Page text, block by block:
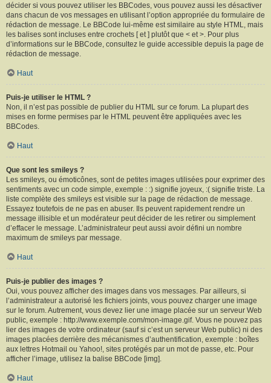
décider si vous pouvez utiliser les BBCodes, vous pouvez aussi les désactiver
dans chacun de vos messages en utilisant l’option appropriée du formulaire de
rédaction de message. Le BBCode lui-même est similaire au style HTML, mais
les balises sont incluses entre crochets [ et ] plutôt que < et >. Pour plus
d’informations sur le BBCode, consultez le guide accessible depuis la page de
rédaction de message.
Haut
Puis-je utiliser le HTML ?
Non, il n’est pas possible de publier du HTML sur ce forum. La plupart des
mises en forme permises par le HTML peuvent être appliquées avec les
BBCodes.
Haut
Que sont les smileys ?
Les smileys, ou émoticônes, sont de petites images utilisées pour exprimer des
sentiments avec un code simple, exemple : :) signifie joyeux, :( signifie triste. La
liste complète des smileys est visible sur la page de rédaction de message.
Essayez toutefois de ne pas en abuser. Ils peuvent rapidement rendre un
message illisible et un modérateur peut décider de les retirer ou simplement
d’effacer le message. L’administrateur peut aussi avoir défini un nombre
maximum de smileys par message.
Haut
Puis-je publier des images ?
Oui, vous pouvez afficher des images dans vos messages. Par ailleurs, si
l’administrateur a autorisé les fichiers joints, vous pouvez charger une image
sur le forum. Autrement, vous devez lier une image placée sur un serveur Web
public, exemple : http://www.exemple.com/mon-image.gif. Vous ne pouvez pas
lier des images de votre ordinateur (sauf si c’est un serveur Web public) ni des
images placées derrière des mécanismes d’authentification, exemple : boîtes
aux lettres Hotmail ou Yahoo!, sites protégés par un mot de passe, etc. Pour
afficher l’image, utilisez la balise BBCode [img].
Haut